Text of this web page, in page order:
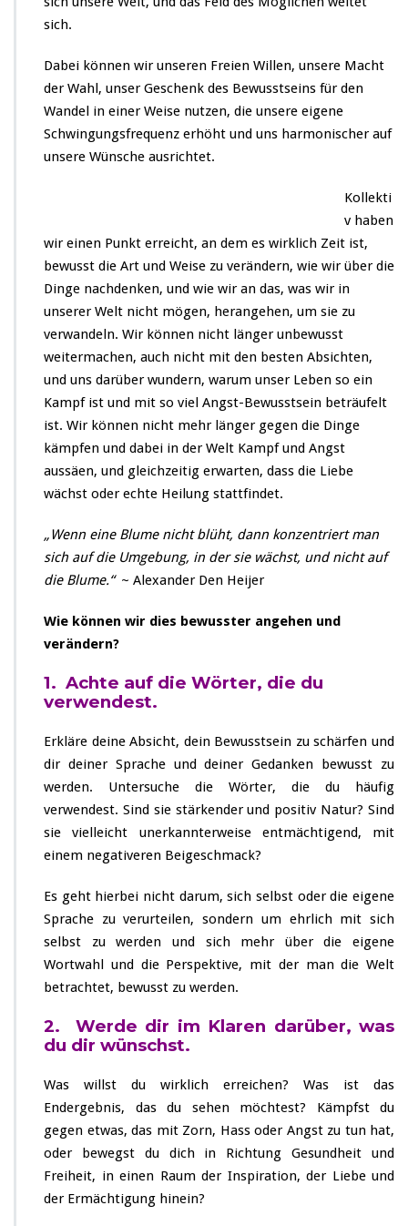
sich.
Dabei können wir unseren Freien Willen, unsere Macht
der Wahl, unser Geschenk des Bewusstseins für den
Wandel in einer Weise nutzen, die unsere eigene
Schwingungsfrequenz erhöht und uns harmonischer auf
unsere Wünsche ausrichtet.
Kollekti
v haben
wir einen Punkt erreicht, an dem es wirklich Zeit ist,
bewusst die Art und Weise zu verändern, wie wir über die
Dinge nachdenken, und wie wir an das, was wir in
unserer Welt nicht mögen, herangehen, um sie zu
verwandeln. Wir können nicht länger unbewusst
weitermachen, auch nicht mit den besten Absichten,
und uns darüber wundern, warum unser Leben so ein
Kampf ist und mit so viel Angst-Bewusstsein beträufelt
ist. Wir können nicht mehr länger gegen die Dinge
kämpfen und dabei in der Welt Kampf und Angst
aussäen, und gleichzeitig erwarten, dass die Liebe
wächst oder echte Heilung stattfindet.
„Wenn eine Blume nicht blüht, dann konzentriert man
sich auf die Umgebung, in der sie wächst, und nicht auf
die Blume.“~ Alexander Den Heijer
Wie können wir dies bewusster angehen und
verändern?
1. Achte auf die Wörter, die du
verwendest.
Erkläre deine Absicht, dein Bewusstsein zu schärfen und
dir deiner Sprache und deiner Gedanken bewusst zu
werden. Untersuche die Wörter, die du häufig
verwendest. Sind sie stärkender und positiv Natur? Sind
sie vielleicht unerkannterweise entmächtigend, mit
einem negativeren Beigeschmack?
Es geht hierbei nicht darum, sich selbst oder die eigene
Sprache zu verurteilen, sondern um ehrlich mit sich
selbst zu werden und sich mehr über die eigene
Wortwahl und die Perspektive, mit der man die Welt
betrachtet, bewusst zu werden.
2. Werde dir im Klaren darüber, was
du dir wünschst.
Was willst du wirklich erreichen? Was ist das
Endergebnis, das du sehen möchtest? Kämpfst du
gegen etwas, das mit Zorn, Hass oder Angst zu tun hat,
oder bewegst du dich in Richtung Gesundheit und
Freiheit, in einen Raum der Inspiration, der Liebe und
der Ermächtigung hinein?